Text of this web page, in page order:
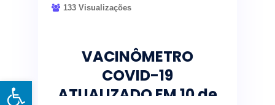
Open toolbar
133 Visualizações
VACINÔMETRO
COVID-19
ATUALIZADO EM 10 de